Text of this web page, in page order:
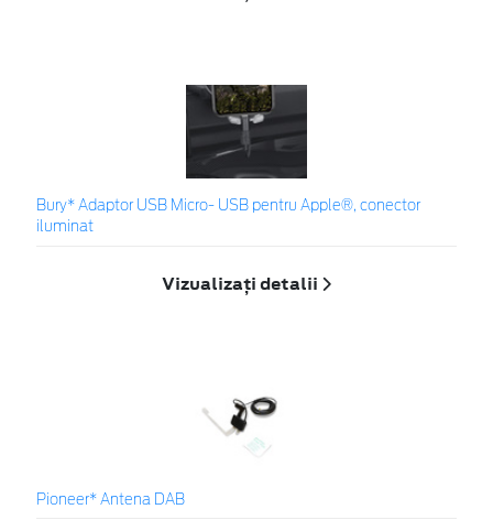
Bury* Adaptor USB Micro- USB pentru Apple®, conector
iluminat
Vizualizați detalii
Pioneer* Antena DAB